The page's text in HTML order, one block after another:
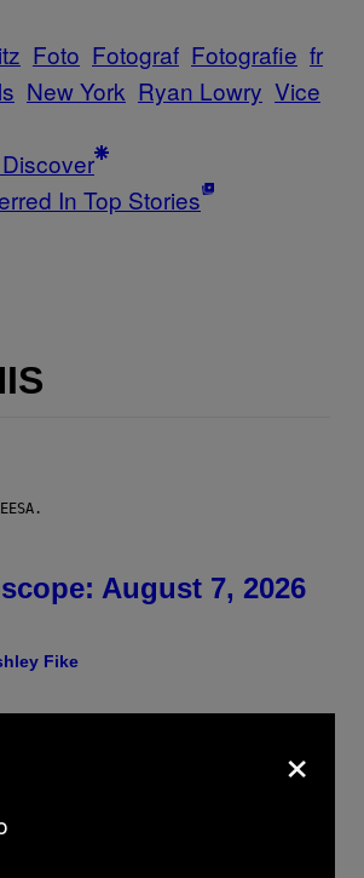
Foto Fotograf Fotografie fr
New York Ryan Lowry Vice
In Top Stories
August 7, 2026
Fike
GETTY IMAGES
Were Commonly
×